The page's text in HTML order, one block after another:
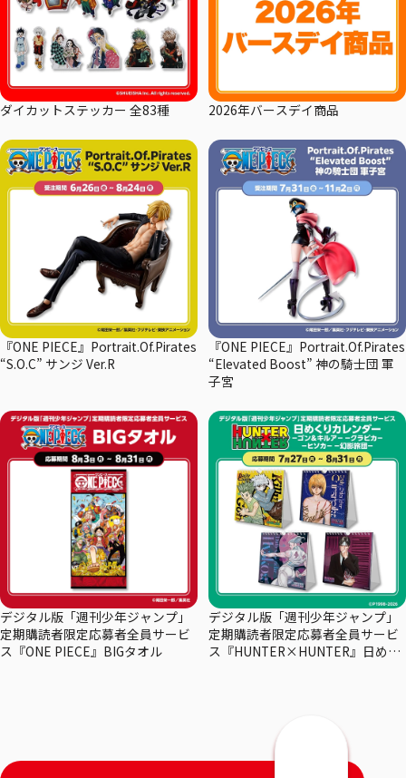
ダイカットステッカー 全83種 2026年バースデイ商品
『ONE PIECE』Portrait.Of.Pirates
“S.O.C” サンジ Ver.R
『ONE PIECE』Portrait.Of.Pirates
“Elevated Boost” 神の騎士団 軍
子宮
デジタル版「週刊少年ジャンプ」
定期購読者限定応募者全員サービ
ス『ONE PIECE』BIGタオル
デジタル版「週刊少年ジャンプ」
定期購読者限定応募者全員サービ
ス『HUNTER×HUNTER』日めく